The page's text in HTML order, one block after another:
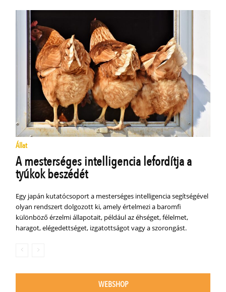
Állat
A mesterséges intelligencia lefordítja a
tyúkok beszédét
Egy japán kutatócsoport a mesterséges intelligencia segítségével
olyan rendszert dolgozott ki, amely értelmezi a baromfi
különböző érzelmi állapotait, például az éhséget, félelmet,
haragot, elégedettséget, izgatottságot vagy a szorongást.
WEBSHOP